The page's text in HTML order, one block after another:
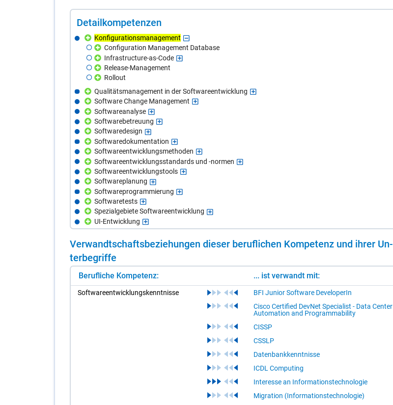
De­tail­kom­pe­ten­zen
Konfigurationsmanagement
Configuration Management Database
Infrastructure-as-Code
Release-Management
Rollout
Qualitätsmanagement in der Softwareentwicklung
Software Change Management
Softwareanalyse
Softwarebetreuung
Softwaredesign
Softwaredokumentation
Softwareentwicklungsmethoden
Softwareentwicklungsstandards und -normen
Softwareentwicklungstools
Softwareplanung
Softwareprogrammierung
Softwaretests
Spezialgebiete Softwareentwicklung
UI-Entwicklung
Ver­wandt­schafts­be­zie­hun­gen die­ser be­ruf­li­chen Kom­pe­tenz und ih­rer Un­
ter­be­grif­fe
Berufliche Kompetenz: ... ist verwandt mit:
Soft­ware­ent­wick­lungs­kennt­nis­se
BFI Junior Software DeveloperIn
Cisco Certified DevNet Specialist - Data Center
Automation and Programmability
CISSP
CSSLP
Datenbankkenntnisse
ICDL Computing
Interesse an Informationstechnologie
Migration (Informationstechnologie)